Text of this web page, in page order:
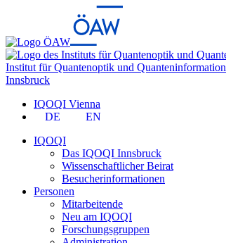
Institut für Quantenoptik und Quanteninformation
Innsbruck
IQOQI Vienna
DE
EN
IQOQI
Das IQOQI Innsbruck
Wissenschaftlicher Beirat
Besucherinformationen
Personen
Mitarbeitende
Neu am IQOQI
Forschungsgruppen